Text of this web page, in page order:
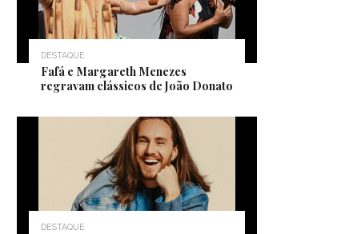
DESTAQUE
Fafá e Margareth Menezes
regravam clássicos de João Donato
DESTAQUE